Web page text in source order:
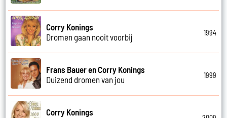
Corry Konings
Dromen gaan nooit voorbij
1994
Frans Bauer en Corry Konings
Duizend dromen van jou
1999
Corry Konings